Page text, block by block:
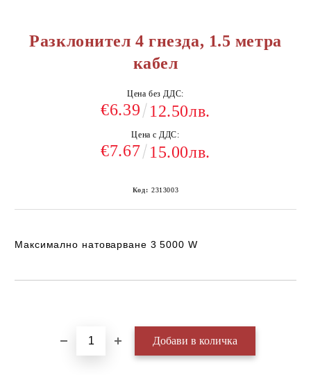
Разклонител 4 гнезда, 1.5 метра
кабел
Цена без ДДС:
€6.39 12.50лв.
Цена с ДДС:
€7.67 15.00лв.
Код: 2313003
Максимално натоварване 3 5000 W